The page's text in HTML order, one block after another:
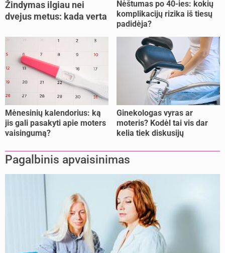
Žindymas ilgiau nei
dvejus metus: kada verta
nujunkyti?
Nėštumas po 40-ies: kokių
komplikacijų rizika iš tiesų
padidėja?
Mėnesinių kalendorius: ką
jis gali pasakyti apie moters
vaisingumą?
Ginekologas vyras ar
moteris? Kodėl tai vis dar
kelia tiek diskusijų
Pagalbinis apvaisinimas